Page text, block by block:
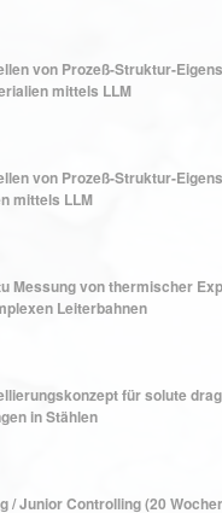
von Prozeß-Struktur-
mittels LLM
von Prozeß-Struktur-
mittels LLM
Messung von thermischer
Leiterbahnen
für solute
in Stählen
/ Junior Controlling (20